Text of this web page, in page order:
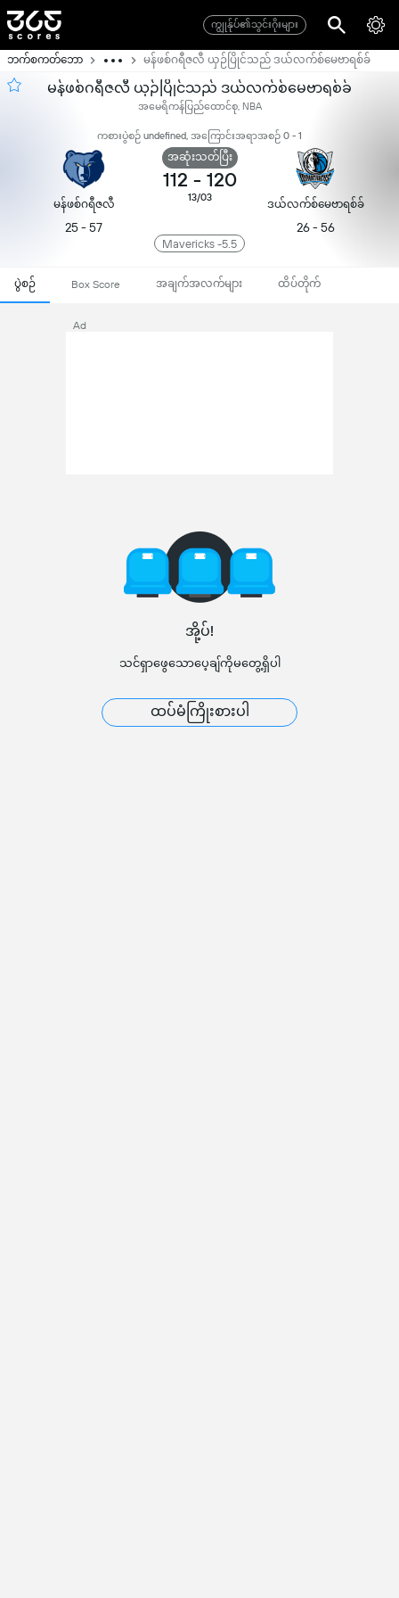
ကျွုန်ုပ်၏သွင်းဂိုးများ
ဘက်စကတ်ဘော မန်ဖစ်ဂရီဇလီ ယှဉ်ပြိုင်သည် ဒယ်လက်စ်မေဗာရစ်ခ်
မန်ဖစ်ဂရီဇလီ ယှဉ်ပြိုင်သည် ဒယ်လက်စ်မေဗာရစ်ခ်
အမေရိကန်ပြည်ထောင်စု, NBA
ကစားပွဲစဉ် undefined, အကြောင်းအရာအစဉ် 0 - 1
မန်ဖစ်ဂရီဇလီ
25 - 57
အဆုံးသတ်ပြီး
112 - 120
13/03
ဒယ်လက်စ်မေဗာရစ်ခ်
26 - 56
Mavericks -5.5
ပွဲစဉ် Box Score အချက်အလက်များ ထိပ်တိုက်
Ad
အို့ပ်!
သင်ရှာဖွေသောပေ့ချ်ကိုမတွေ့ရှိပါ
ထပ်မံကြိုးစားပါ